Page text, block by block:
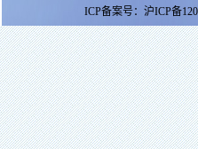
ICP备案号： 沪ICP备